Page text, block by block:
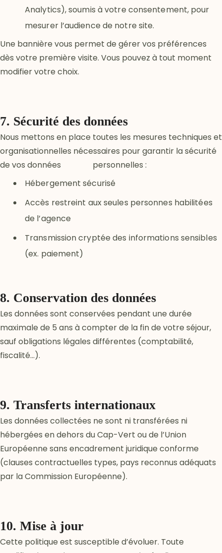
Analytics), soumis à votre consentement, pour
mesurer l’audience de notre site.
Une bannière vous permet de gérer vos préférences
dès votre première visite. Vous pouvez à tout moment
modifier votre choix.
7. Sécurité des données
Nous mettons en place toutes les mesures techniques et
organisationnelles nécessaires pour garantir la sécurité
de vos données personnelles :
Hébergement sécurisé
Accès restreint aux seules personnes habilitées
de l’agence
Transmission cryptée des informations sensibles
(ex. paiement)
8. Conservation des données
Les données sont conservées pendant une durée
maximale de 5 ans à compter de la fin de votre séjour,
sauf obligations légales différentes (comptabilité,
fiscalité…).
9. Transferts internationaux
Les données collectées ne sont ni transférées ni
hébergées en dehors du Cap-Vert ou de l’Union
Européenne sans encadrement juridique conforme
(clauses contractuelles types, pays reconnus adéquats
par la Commission Européenne).
10. Mise à jour
Cette politique est susceptible d’évoluer. Toute